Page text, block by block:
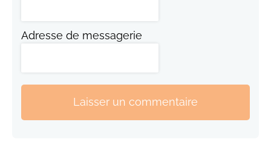
Adresse de messagerie
Laisser un commentaire